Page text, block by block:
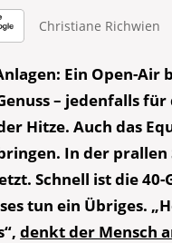
Christiane Richwien
Ein Open-
– jedenfalls für
Hitze. Auch das
In der prallen
Schnell ist die
tun ein Übriges.
denkt der Mensch